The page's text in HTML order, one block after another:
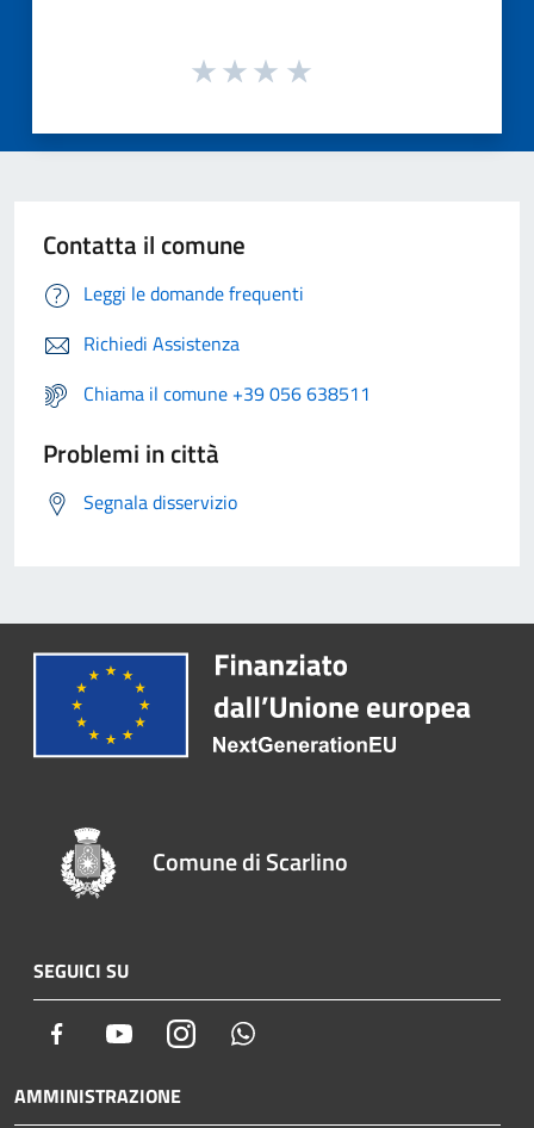
Contatta il comune
Leggi le domande frequenti
Richiedi Assistenza
Chiama il comune +39 056 638511
Problemi in città
Segnala disservizio
Comune di Scarlino
SEGUICI SU
Facebook YoutubeInstagram
AMMINISTRAZIONE